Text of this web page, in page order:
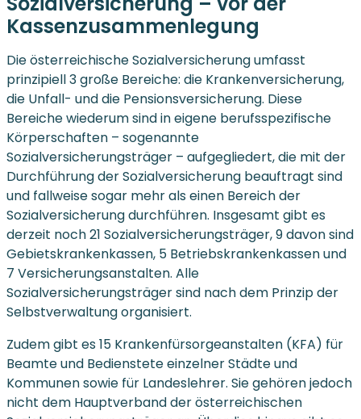
Kassenzusammenlegung
Die österreichische Sozialversicherung umfasst
prinzipiell 3 große Bereiche: die Krankenversicherung,
die Unfall- und die Pensionsversicherung. Diese
Bereiche wiederum sind in eigene berufsspezifische
Körperschaften – sogenannte
Sozialversicherungsträger – aufgegliedert, die mit der
Durchführung der Sozialversicherung beauftragt sind
und fallweise sogar mehr als einen Bereich der
Sozialversicherung durchführen. Insgesamt gibt es
derzeit noch 21 Sozialversicherungsträger, 9 davon sind
Gebietskrankenkassen, 5 Betriebskrankenkassen und
7 Versicherungsanstalten. Alle
Sozialversicherungsträger sind nach dem Prinzip der
Selbstverwaltung organisiert.
Zudem gibt es 15 Krankenfürsorgeanstalten (KFA) für
Beamte und Bedienstete einzelner Städte und
Kommunen sowie für Landeslehrer. Sie gehören jedoch
nicht dem Hauptverband der österreichischen